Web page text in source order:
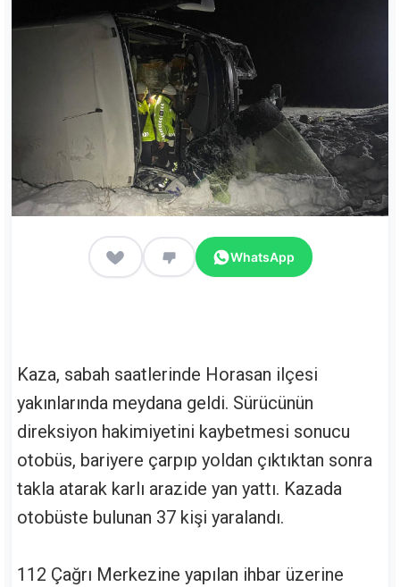
WhatsApp
Kaza, sabah saatlerinde Horasan ilçesi
yakınlarında meydana geldi. Sürücünün
direksiyon hakimiyetini kaybetmesi sonucu
otobüs, bariyere çarpıp yoldan çıktıktan sonra
takla atarak karlı arazide yan yattı. Kazada
otobüste bulunan 37 kişi yaralandı.
112 Çağrı Merkezine yapılan ihbar üzerine